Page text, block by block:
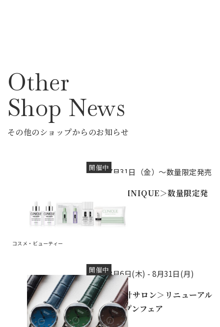
Other
Shop News
その他のショップからのお知らせ
開催中
コスメ・ビューティー
7月31日（金）～数量限定発売
＜CLINIQUE＞数量限定発
売
開催中8月6日(木) -8月31日(月)
＜時計サロン＞リニューアル
オープンフェア